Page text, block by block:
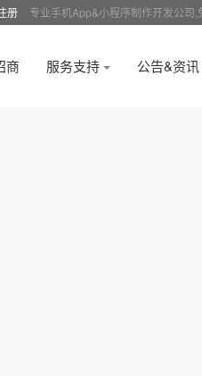
册 专业手机App&小程序制作开发公司
商 服务支持 公告&资讯